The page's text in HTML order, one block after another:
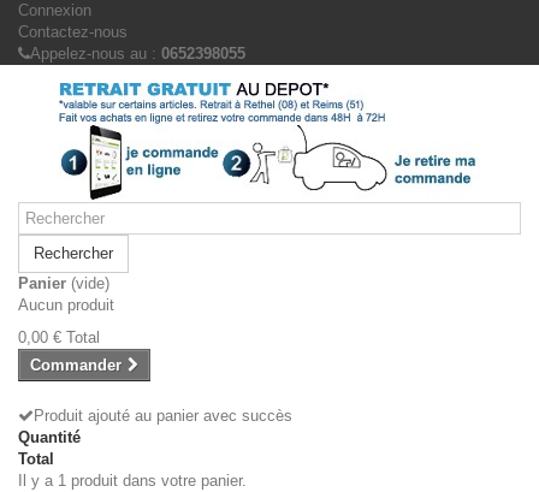
Connexion
Contactez-nous
Appelez-nous au : 0652398055
Rechercher
Panier (vide)
Aucun produit
0,00 € Total
Commander
Produit ajouté au panier avec succès
Quantité
Total
Il y a 1 produit dans votre panier.